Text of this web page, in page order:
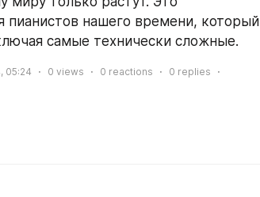
нашего времени, который
самые технически сложные.
05:24 0 views 0 reactions 0 replies